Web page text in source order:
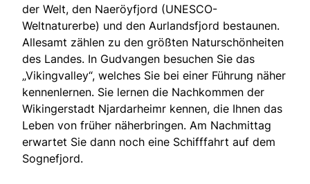
der Welt, den Naeröyfjord (UNESCO-
Weltnaturerbe) und den Aurlandsfjord bestaunen.
Allesamt zählen zu den größten Naturschönheiten
des Landes. In Gudvangen besuchen Sie das
„Vikingvalley“, welches Sie bei einer Führung näher
kennenlernen. Sie lernen die Nachkommen der
Wikingerstadt Njardarheimr kennen, die Ihnen das
Leben von früher näherbringen. Am Nachmittag
erwartet Sie dann noch eine Schifffahrt auf dem
Sognefjord.